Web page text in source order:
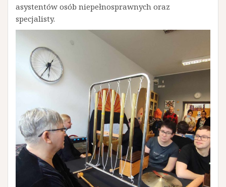
asystentów osób niepełnosprawnych oraz
specjalisty.